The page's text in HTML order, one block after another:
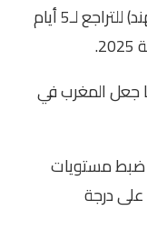
هذه الإجراءات، التي تستهدف الهند بشكل مباشر، دفعت مؤشر (إم إس سي آي الهند) للتراجع لـ5 أيام
جعل المغرب في
ضبط مستويات
على درجة